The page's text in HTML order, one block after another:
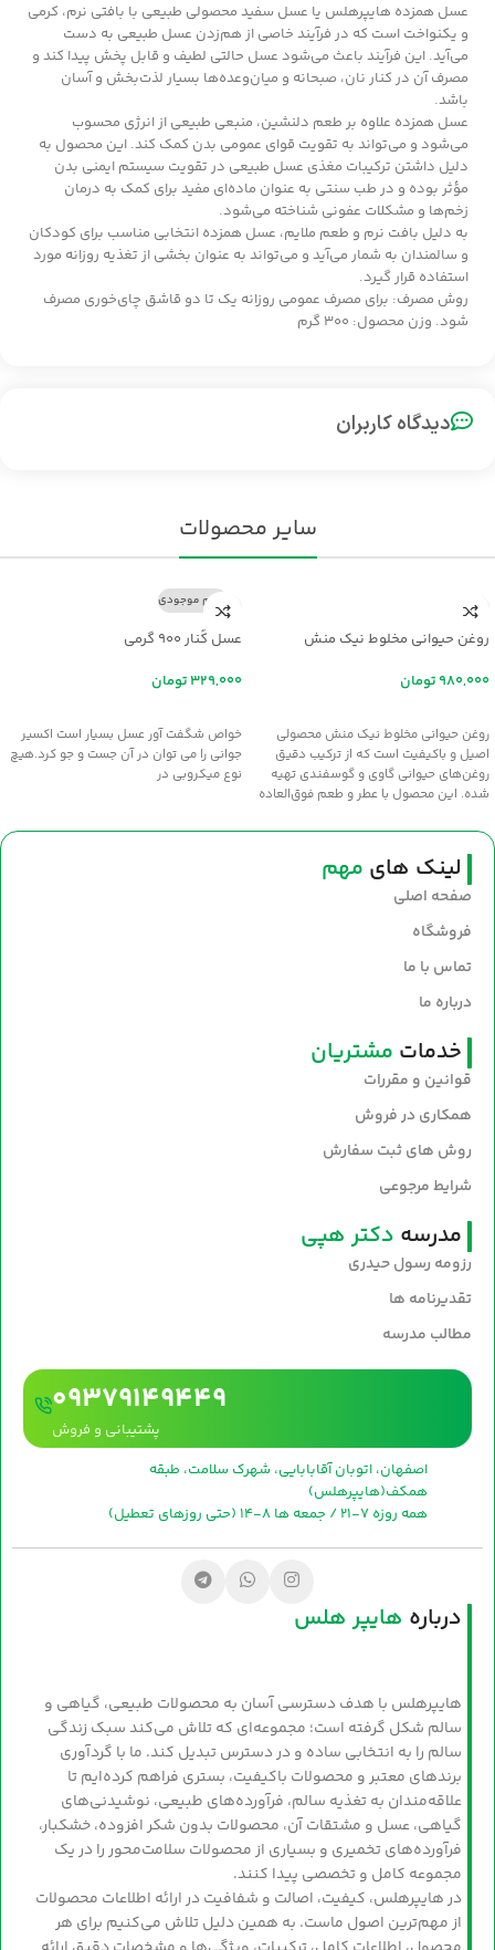
عسل همزده هایپرهلس یا عسل سفید محصولی طبیعی با بافتی نرم، کرمی
و یکنواخت است که در فرآیند خاصی از هم‌زدن عسل طبیعی به دست
می‌آید. این فرآیند باعث می‌شود عسل حالتی لطیف و قابل پخش پیدا کند و
مصرف آن در کنار نان، صبحانه و میان‌وعده‌ها بسیار لذت‌بخش و آسان
باشد.
عسل همزده علاوه بر طعم دلنشین، منبعی طبیعی از انرژی محسوب
می‌شود و می‌تواند به تقویت قوای عمومی بدن کمک کند. این محصول به
دلیل داشتن ترکیبات مغذی عسل طبیعی در تقویت سیستم ایمنی بدن
مؤثر بوده و در طب سنتی به عنوان ماده‌ای مفید برای کمک به درمان
زخم‌ها و مشکلات عفونی شناخته می‌شود.
به دلیل بافت نرم و طعم ملایم، عسل همزده انتخابی مناسب برای کودکان
و سالمندان به شمار می‌آید و می‌تواند به عنوان بخشی از تغذیه روزانه مورد
استفاده قرار گیرد.
روش مصرف: برای مصرف عمومی روزانه یک تا دو قاشق چای‌خوری مصرف
شود. وزن محصول: ۳۰۰ گرم
دیدگاه کاربران
سایر محصولات
روغن حیوانی مخلوط نیک منش
تومان
روغن حیوانی مخلوط نیک منش محصولی
اصیل و باکیفیت است که از ترکیب دقیق
روغن‌های حیوانی گاوی و گوسفندی تهیه
شده. این محصول با عطر و طعم فوق‌العاده
خوش‌عطر و صبحانه‌های مقوی است. سلامت
و طعم اصیل را با روغن نیک‌منش به
سفره‌های خود بیاورید.
اتمام موجودی
عسل کُنار ۹۰۰ گرمی
تومان
خواص شگفت آور عسل بسيار است اکسير
جواني را مي توان در آن جست و جو کرد.هيچ
نوع ميکروبي در
لینک های مهم
صفحه اصلی
فروشگاه
تماس با ما
درباره ما
خدمات مشتریان
قوانین و مقررات
همکاری در فروش
روش های ثبت سفارش
شرایط مرجوعی
مدرسه دکتر هپی
رزومه رسول حیدری
تقدیرنامه ها
مطالب مدرسه
09379149449
پشتیبانی و فروش
اصفهان، اتوبان آقابابایی، شهرک سلامت، طبقه
همکف(هایپرهلس)
همه روزه 7-21 / جمعه ها 8-14 (حتی روزهای تعطیل)
درباره هایپر هلس
هایپرهلس با هدف دسترسی آسان به محصولات طبیعی، گیاهی و
سالم شکل گرفته است؛ مجموعه‌ای که تلاش می‌کند سبک زندگی
سالم را به انتخابی ساده و در دسترس تبدیل کند. ما با گردآوری
برندهای معتبر و محصولات باکیفیت، بستری فراهم کرده‌ایم تا
علاقه‌مندان به تغذیه سالم، فرآورده‌های طبیعی، نوشیدنی‌های
گیاهی، عسل و مشتقات آن، محصولات بدون شکر افزوده، خشکبار،
فرآورده‌های تخمیری و بسیاری از محصولات سلامت‌محور را در یک
مجموعه کامل و تخصصی پیدا کنند.
در هایپرهلس، کیفیت، اصالت و شفافیت در ارائه اطلاعات محصولات
از مهم‌ترین اصول ماست. به همین دلیل تلاش می‌کنیم برای هر